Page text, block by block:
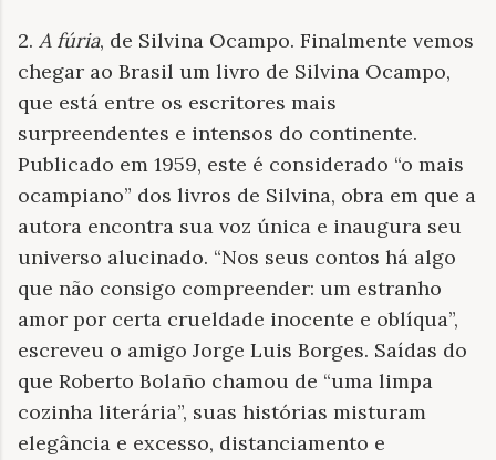
2. A fúria, de Silvina Ocampo. Finalmente vemos
chegar ao Brasil um livro de Silvina Ocampo,
que está entre os escritores mais
surpreendentes e intensos do continente.
Publicado em 1959, este é considerado “o mais
ocampiano” dos livros de Silvina, obra em que a
autora encontra sua voz única e inaugura seu
universo alucinado. “Nos seus contos há algo
que não consigo compreender: um estranho
amor por certa crueldade inocente e oblíqua”,
escreveu o amigo Jorge Luis Borges. Saídas do
que Roberto Bolaño chamou de “uma limpa
cozinha literária”, suas histórias misturam
elegância e excesso, distanciamento e